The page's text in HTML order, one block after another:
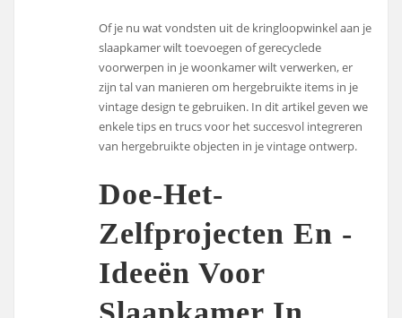
Of je nu wat vondsten uit de kringloopwinkel aan je
slaapkamer wilt toevoegen of gerecyclede
voorwerpen in je woonkamer wilt verwerken, er
zijn tal van manieren om hergebruikte items in je
vintage design te gebruiken. In dit artikel geven we
enkele tips en trucs voor het succesvol integreren
van hergebruikte objecten in je vintage ontwerp.
Doe-Het-
Zelfprojecten En -
Ideeën Voor